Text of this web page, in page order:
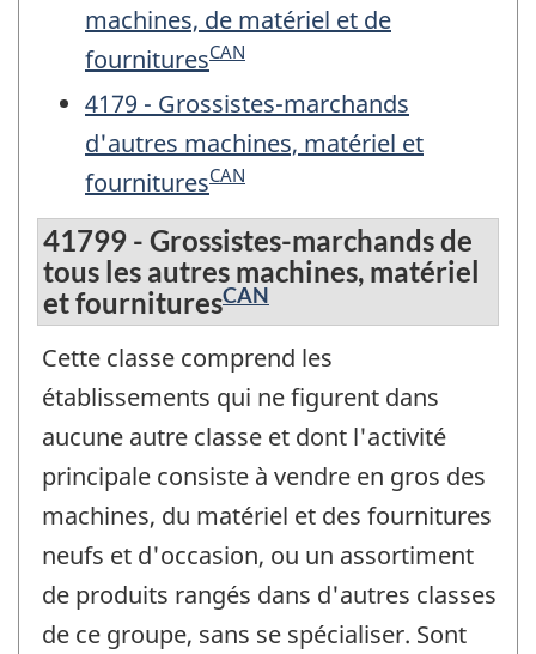
machines, de matériel et de
fournituresCAN
4179 - Grossistes-marchands
d'autres machines, matériel et
fournituresCAN
41799 - Grossistes-marchands de
tous les autres machines, matériel
et fournituresCAN
Cette classe comprend les
établissements qui ne figurent dans
aucune autre classe et dont l'activité
principale consiste à vendre en gros des
machines, du matériel et des fournitures
neufs et d'occasion, ou un assortiment
de produits rangés dans d'autres classes
de ce groupe, sans se spécialiser. Sont